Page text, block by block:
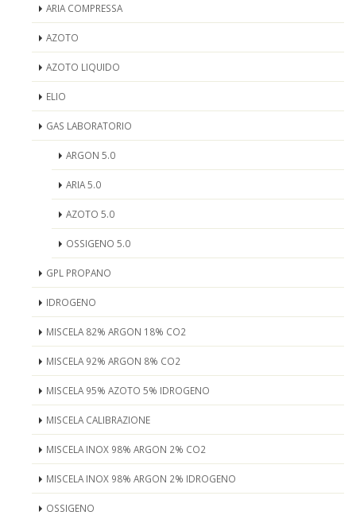
ARIA COMPRESSA
AZOTO
AZOTO LIQUIDO
ELIO
GAS LABORATORIO
ARGON 5.0
ARIA 5.0
AZOTO 5.0
OSSIGENO 5.0
GPL PROPANO
IDROGENO
MISCELA 82% ARGON 18% CO2
MISCELA 92% ARGON 8% CO2
MISCELA 95% AZOTO 5% IDROGENO
MISCELA CALIBRAZIONE
MISCELA INOX 98% ARGON 2% CO2
MISCELA INOX 98% ARGON 2% IDROGENO
OSSIGENO